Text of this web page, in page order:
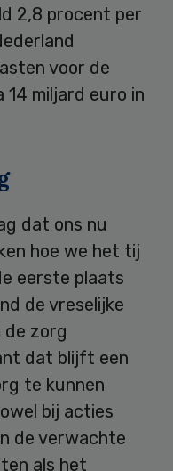
2,8 procent per
voor de
14 miljard euro in
dat ons nu
hoe we het tij
eerste plaats
de vreselijke
de zorg
dat blijft een
te kunnen
bij acties
de verwachte
als het